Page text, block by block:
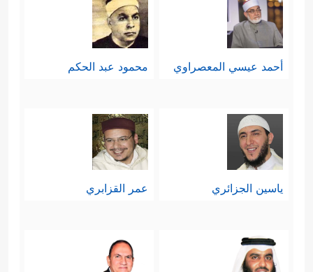
أحمد عيسي المعصراوي محمود عبد الحكم
ياسين الجزائري عمر القزابري